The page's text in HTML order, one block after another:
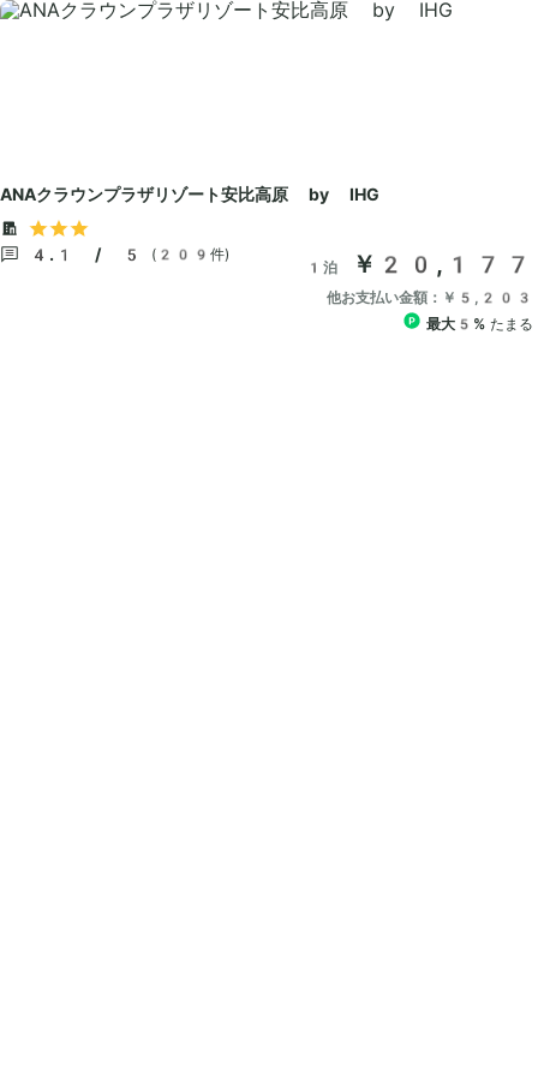
ANAクラウンプラザリゾート安比高原 by IHG
4.1 / 5 (209件)
1泊 ￥20,177
他お支払い金額：￥5,203
最大5% たまる